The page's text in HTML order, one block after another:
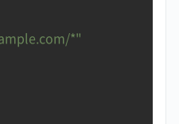
*"